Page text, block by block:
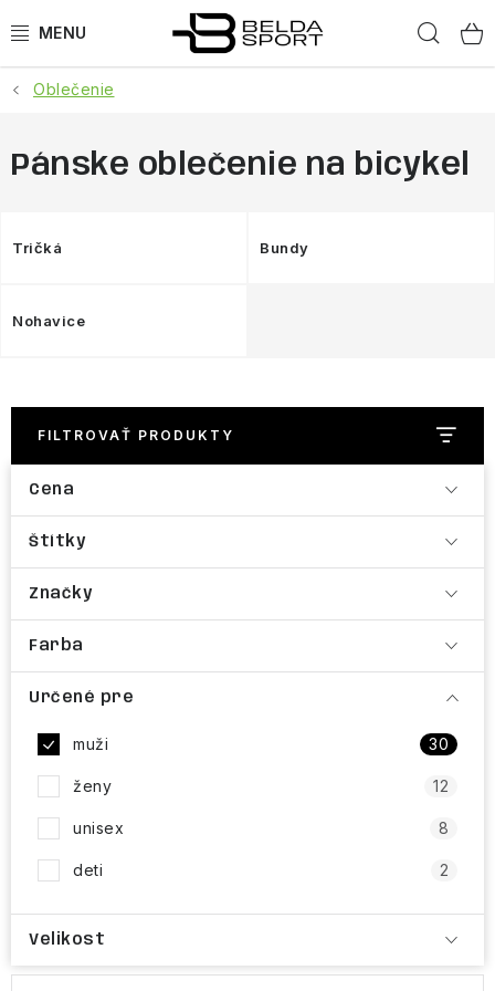
na
ŠPORTY
BEH
OBLEČENIE
DOPLNKY
NAŠE SLUŽBY
VÝPREDAJ
Vrátenie a výmena Doprava a platba
Blog
Moja objednávka
Oblečenie
Pánske oblečenie na bicykel
Tričká Bundy
Nohavice
FILTROVAŤ PRODUKTY
Cena
Štítky
Značky
Farba
Určené pre
muži 30
ženy 12
unisex 8
deti 2
Velikost